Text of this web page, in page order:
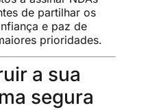
de partilhar os
e paz de
prioridades.
a sua
segura